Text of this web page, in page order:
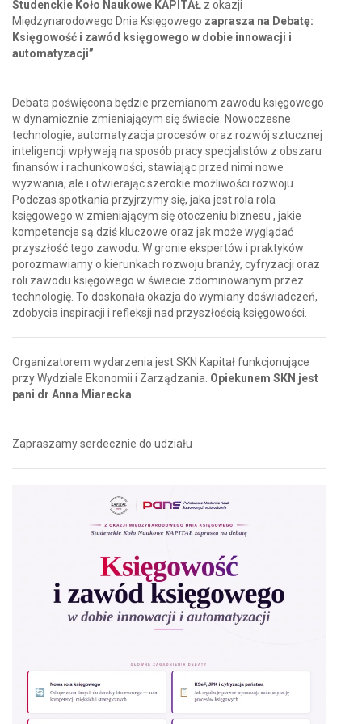
Studenckie Koło Naukowe KAPITAŁ z okazji
Międzynarodowego Dnia Księgowego zaprasza na Debatę:
Księgowość i zawód księgowego w dobie innowacji i
automatyzacji”
Debata poświęcona będzie przemianom zawodu księgowego
w dynamicznie zmieniającym się świecie. Nowoczesne
technologie, automatyzacja procesów oraz rozwój sztucznej
inteligencji wpływają na sposób pracy specjalistów z obszaru
finansów i rachunkowości, stawiając przed nimi nowe
wyzwania, ale i otwierając szerokie możliwości rozwoju.
Podczas spotkania przyjrzymy się, jaka jest rola rola
księgowego w zmieniającym się otoczeniu biznesu , jakie
kompetencje są dziś kluczowe oraz jak może wyglądać
przyszłość tego zawodu. W gronie ekspertów i praktyków
porozmawiamy o kierunkach rozwoju branży, cyfryzacji oraz
roli zawodu księgowego w świecie zdominowanym przez
technologię. To doskonała okazja do wymiany doświadczeń,
zdobycia inspiracji i refleksji nad przyszłością księgowości.
Organizatorem wydarzenia jest SKN Kapitał funkcjonujące
przy Wydziale Ekonomii i Zarządzania. Opiekunem SKN jest
pani dr Anna Miarecka
Zapraszamy serdecznie do udziału